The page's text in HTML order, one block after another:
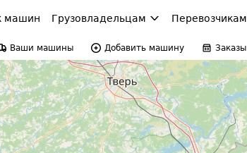
машин Грузовладельцам Перевозчикам
Ваши машины Добавить машину Заказы